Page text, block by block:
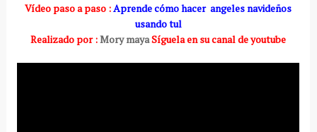
Vídeo paso a paso : Aprende cómo hacer angeles navideños
usando tul
Realizado por :Mory mayaSíguela en su canal de youtube